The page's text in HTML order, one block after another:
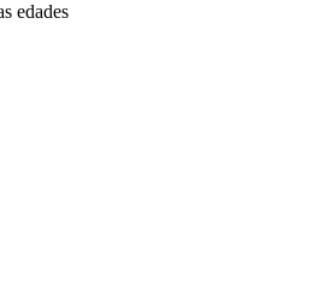
edades